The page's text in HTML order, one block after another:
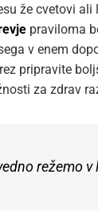
že cvetovi
praviloma
v enem
pripravite
za zdrav
režemo